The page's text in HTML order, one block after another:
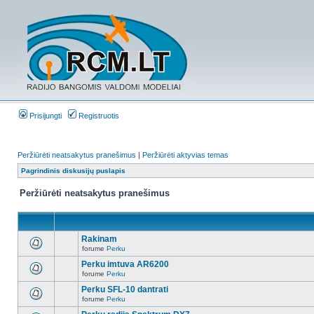
Prisijungti Registruotis
Peržiūrėti neatsakytus pranešimus | Peržiūrėti aktyvias temas
Pagrindinis diskusijų puslapis
Peržiūrėti neatsakytus pranešimus
Rakinam
forume Perku
Perku imtuva AR6200
forume Perku
Perku SFL-10 dantrati
forume Perku